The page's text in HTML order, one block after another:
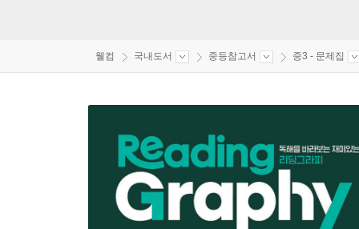
웰컴 국내도서 중등참고서 중3 - 문제집